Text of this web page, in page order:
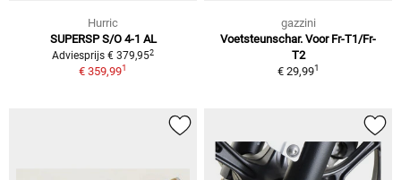
Hurric
SUPERSP S/O 4-1 AL
Adviesprijs € 379,952
€ 359,991
gazzini
Voetsteunschar. Voor Fr-T1/Fr-
T2
€ 29,991